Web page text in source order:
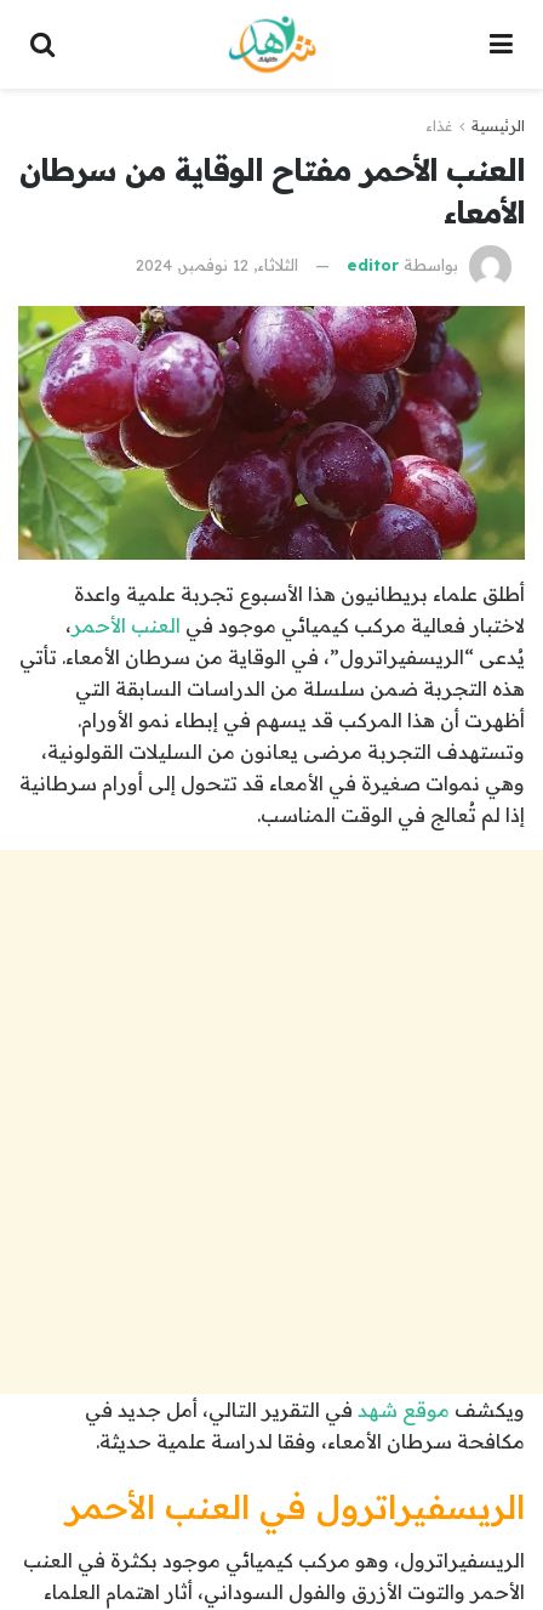
الرئيسية غذاء
العنب الأحمر مفتاح الوقاية من سرطان
الأمعاء
بواسطة editor الثلاثاء, 12 نوفمبر, 2024
أطلق علماء بريطانيون هذا الأسبوع تجربة علمية واعدة
لاختبار فعالية مركب كيميائي موجود في العنب الأحمر ،
يُدعى “الريسفيراترول”، في الوقاية من سرطان الأمعاء. تأتي
هذه التجربة ضمن سلسلة من الدراسات السابقة التي
أظهرت أن هذا المركب قد يسهم في إبطاء نمو الأورام.
وتستهدف التجربة مرضى يعانون من السليلات القولونية،
وهي نموات صغيرة في الأمعاء قد تتحول إلى أورام سرطانية
إذا لم تُعالج في الوقت المناسب.
ويكشف موقع شهد في التقرير التالي، أمل جديد في
مكافحة سرطان الأمعاء، وفقا لدراسة علمية حديثة.
الريسفيراترول في العنب الأحمر
الريسفيراترول، وهو مركب كيميائي موجود بكثرة في العنب
الأحمر والتوت الأزرق والفول السوداني، أثار اهتمام العلماء